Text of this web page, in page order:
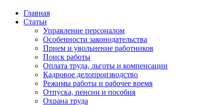
Главная
Статьи
Управление персоналом
Особенности законодательства
Прием и увольнение работников
Поиск работы
Оплата труда, льготы и компенсации
Кадровое делопроизводство
Режимы работы и рабочее время
Отпуска, пенсии и пособия
Охрана труда